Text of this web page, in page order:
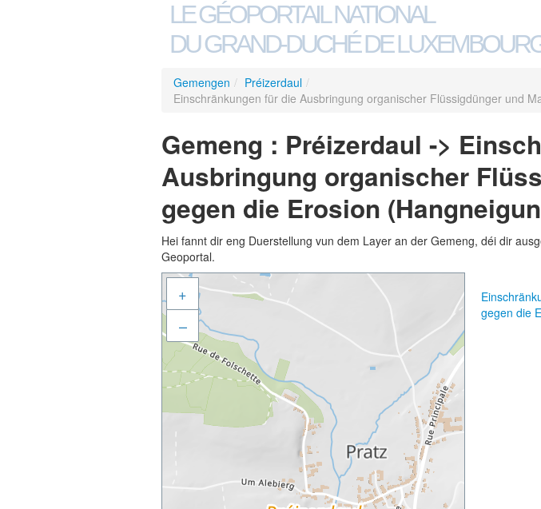
LE GÉOPORTAIL NATIONAL
DU GRAND-DUCHÉ DE
Gemengen / Préizerdaul /
Einschränkungen für die Ausbringung organischer Flüssigdünger und
Gemeng : Préizerdaul ->
Ausbringung organischer
gegen die Erosion
Hei fannt dir eng Duerstellung vun dem Layer an der Gemeng, déi dir
Geoportal.
+
–
gegen die